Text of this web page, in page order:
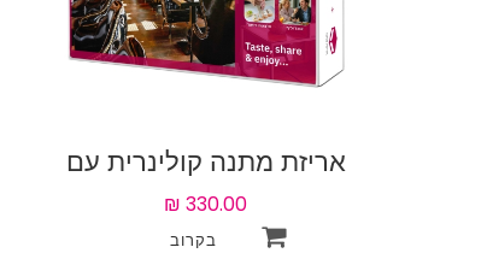
אריזת מתנה קולינרית עם